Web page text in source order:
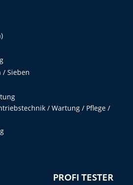
Sieben
/ Wartung / Pflege /
PROFI TESTER